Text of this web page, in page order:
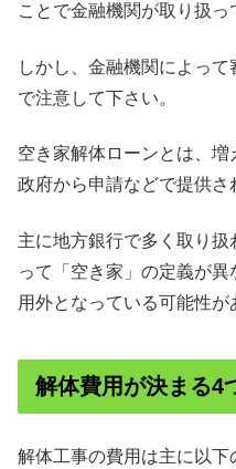
ことで金融機関が取り扱っ
しかし、金融機関によっ
で注意して下さい。
空き家解体ローンとは、
政府から申請などで提供さ
主に地方銀行で多く取り
って「空き家」の定義が
用外となっている可能性が
解体費用が決まる4
解体工事の費用は主に以下